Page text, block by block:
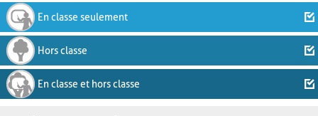
En classe seulement
Hors classe
En classe et hors classe